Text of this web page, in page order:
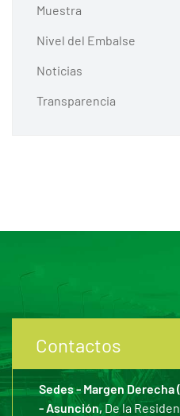
Muestra
Nivel del Embalse
Noticias
Transparencia
Contactos
Sedes - Margen Derecha
- Asunción,De la